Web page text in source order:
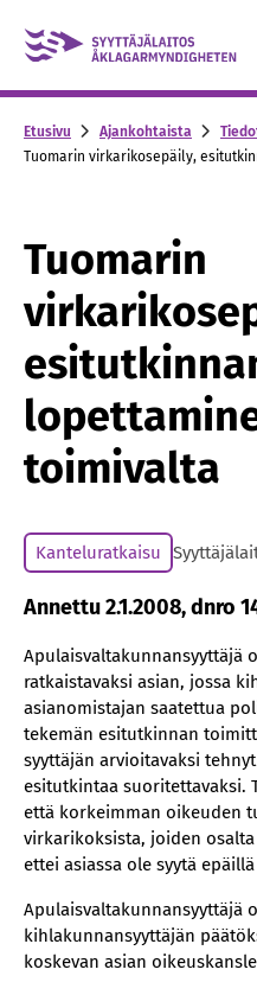
Skip to content -
Etusivu Ajankohtaista
Tuomarin virkarikosepäily,
Tuomarin
toimivalta
Kanteluratkaisu
Annettu 2.1.2008, dnro
Apulaisvaltakunnansyyttäjä
ratkaistavaksi asian, jossa
asianomistajan saatettua
tekemän esitutkinnan
syyttäjän arvioitavaksi
esitutkintaa suoritettavaksi.
että korkeimman oikeuden
virkarikoksista, joiden
ettei asiassa ole syytä
Apulaisvaltakunnansyyttäjä
kihlakunnansyyttäjän
koskevan asian